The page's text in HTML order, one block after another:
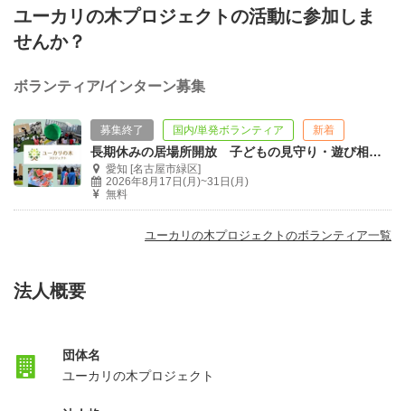
ユーカリの木プロジェクトの活動に参加しま
せんか？
ボランティア/インターン募集
募集終了 国内/単発ボランティア 新着
長期休みの居場所開放 子どもの見守り・遊び相手ボランティア
愛知 [名古屋市緑区]
2026年8月17日(月)~31日(月)
無料
ユーカリの木プロジェクトのボランティア一覧
法人概要
団体名
ユーカリの木プロジェクト